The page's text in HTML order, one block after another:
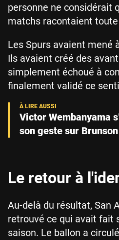
personne ne considérait
matchs racontaient
Les Spurs avaient mené
Ils avaient créé des
simplement échoué à
finalement validé ce
Victor Wembanyama
son geste sur Brunson
Le retour à
Au-delà du résultat, San
retrouvé ce qui avait fait
saison. Le ballon a